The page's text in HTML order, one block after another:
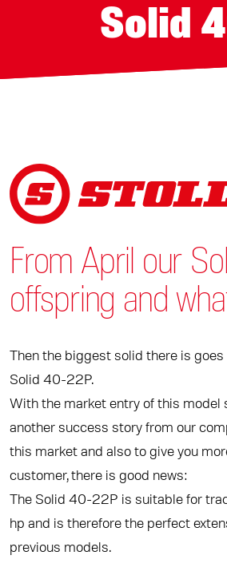
Solid
From April our
offspring and
Then the biggest solid there is
Solid 40-22P.
With the market entry of this model
another success story from our
this market and also to give you
customer, there is good news:
The Solid 40-22P is suitable for
hp and is therefore the perfect
previous models.